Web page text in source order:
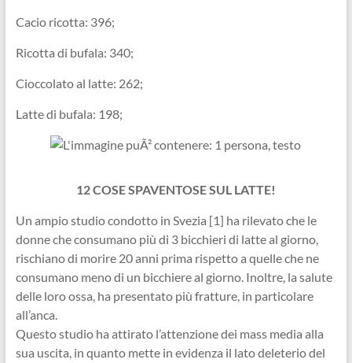
Cacio ricotta: 396;
Ricotta di bufala: 340;
Cioccolato al latte: 262;
Latte di bufala: 198;
12 COSE SPAVENTOSE SUL LATTE!
Un ampio studio condotto in Svezia [1] ha rilevato che le
donne che consumano più di 3 bicchieri di latte al giorno,
rischiano di morire 20 anni prima rispetto a quelle che ne
consumano meno di un bicchiere al giorno. Inoltre, la salute
delle loro ossa, ha presentato più fratture, in particolare
all’anca.
Questo studio ha attirato l’attenzione dei mass media alla
sua uscita, in quanto mette in evidenza il lato deleterio del